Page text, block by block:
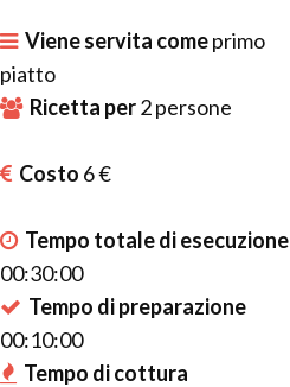
Viene servita comeprimo
piatto
Ricetta per2persone
Costo 6 €
Tempo totale di esecuzione
00:30:00
Tempo di preparazione
00:10:00
Tempo di cottura